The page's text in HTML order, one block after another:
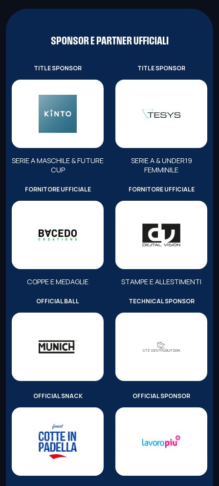
SPONSOR E PARTNER UFFICIALI
TITLE SPONSOR
SERIE A MASCHILE & FUTURE
CUP
TITLE SPONSOR
SERIE A & UNDER19
FEMMINILE
FORNITORE UFFICIALE
COPPE E MEDAGLIE
FORNITORE UFFICIALE
STAMPE E ALLESTIMENTI
OFFICIAL BALL TECHNICAL SPONSOR
OFFICIAL SNACK OFFICIAL SPONSOR